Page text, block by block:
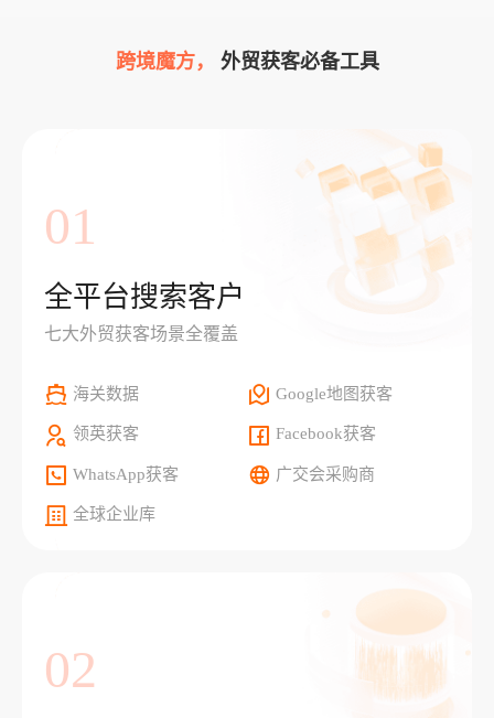
跨境魔方， 外贸获客必备工具
01
全平台搜索客户
七大外贸获客场景全覆盖
海关数据 Google地图获客
领英获客 Facebook获客
WhatsApp获客 广交会采购商
全球企业库
02